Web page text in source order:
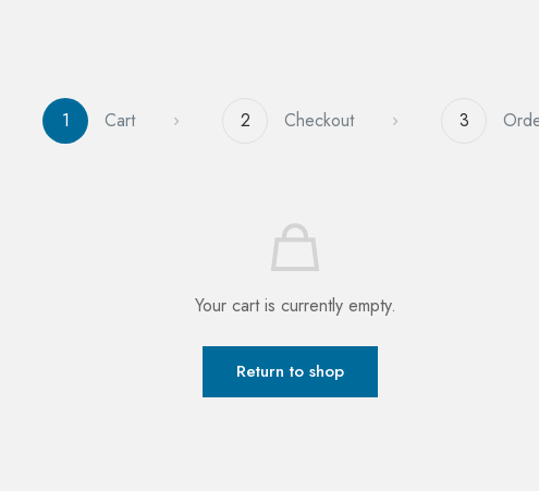
1 Cart 2 Checkout 3
Your cart is currently empty.
Return to shop